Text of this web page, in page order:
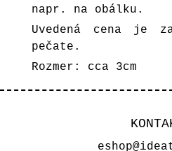
napr. na obálku.
Uvedená cena je
pečate.
Rozmer: cca 3cm